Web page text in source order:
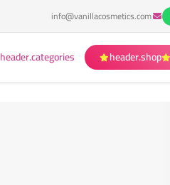
info@vanillacosmetics.com
header.shop
header.categories